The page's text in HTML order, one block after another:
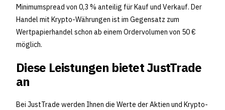
Minimumspread von 0,3 % anteilig für Kauf und Verkauf. Der
Handel mit Krypto-Währungen ist im Gegensatz zum
Wertpapierhandel schon ab einem Ordervolumen von 50 €
möglich.
Diese Leistungen bietet JustTrade
an
Bei JustTrade werden Ihnen die Werte der Aktien und Krypto-